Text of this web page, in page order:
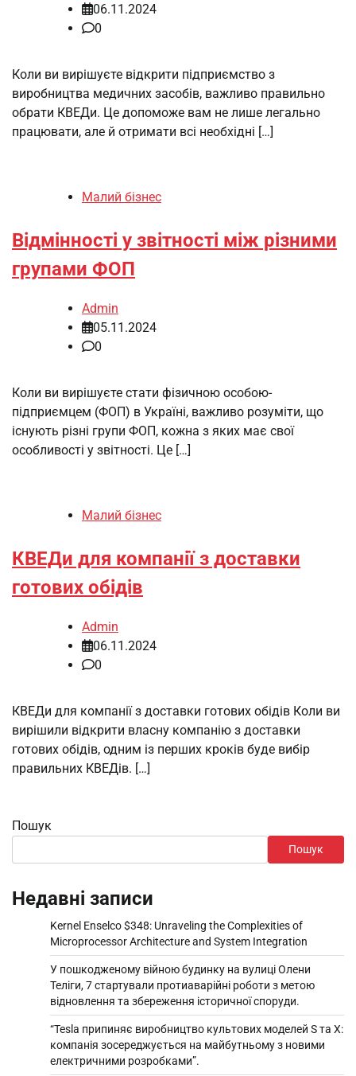
06.11.2024
0
Коли ви вирішуєте відкрити підприємство з
виробництва медичних засобів, важливо правильно
обрати КВЕДи. Це допоможе вам не лише легально
працювати, але й отримати всі необхідні […]
Малий бізнес
Відмінності у звітності між різними
групами ФОП
Admin
05.11.2024
0
Коли ви вирішуєте стати фізичною особою-
підприємцем (ФОП) в Україні, важливо розуміти, що
існують різні групи ФОП, кожна з яких має свої
особливості у звітності. Це […]
Малий бізнес
КВЕДи для компанії з доставки
готових обідів
Admin
06.11.2024
0
КВЕДи для компанії з доставки готових обідів Коли ви
вирішили відкрити власну компанію з доставки
готових обідів, одним із перших кроків буде вибір
правильних КВЕДів. […]
Пошук
Пошук
Недавні записи
Kernel Enselco $348: Unraveling the Complexities of
Microprocessor Architecture and System Integration
У пошкодженому війною будинку на вулиці Олени
Теліги, 7 стартували протиаварійні роботи з метою
відновлення та збереження історичної споруди.
“Tesla припиняє виробництво культових моделей S та X:
компанія зосереджується на майбутньому з новими
електричними розробками”.